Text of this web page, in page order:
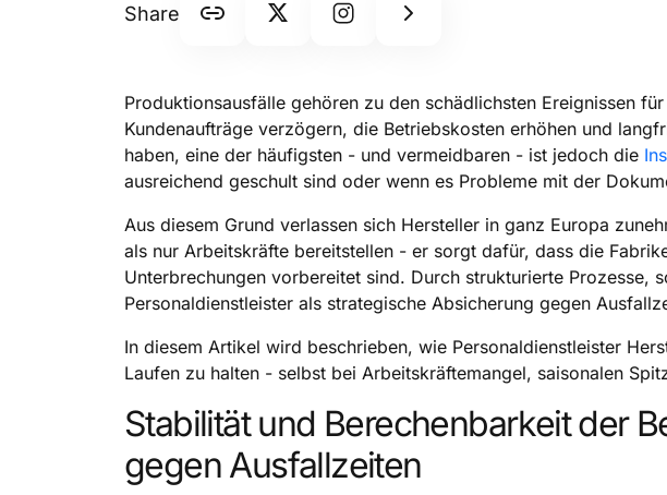
Share
Produktionsausfälle gehören zu den schädlichsten Ereignissen
Kundenaufträge verzögern, die Betriebskosten erhöhen und
haben, eine der häufigsten - und vermeidbaren - ist jedoch die
ausreichend geschult sind oder wenn es Probleme mit der
Aus diesem Grund verlassen sich Hersteller in ganz Europa
als nur Arbeitskräfte bereitstellen - er sorgt dafür, dass die
Unterbrechungen vorbereitet sind. Durch strukturierte
Personaldienstleister als strategische Absicherung gegen
In diesem Artikel wird beschrieben, wie Personaldienstleister
Laufen zu halten - selbst bei Arbeitskräftemangel, saisonalen
Stabilität und Berechenbarkeit der
gegen Ausfallzeiten